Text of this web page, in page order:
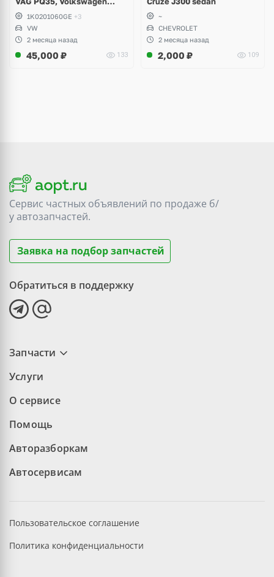
Scirocco, Golf V, VI, Skoda
Yeti, Octavia A5, Superb,
Audi A3, Seat Altea
1K0201060GE +3
VW
2 месяца назад
45,000 ₽ 133
~
CHEVROLET
2 месяца назад
2,000 ₽ 109
Сервис частных объявлений по продаже б/
уавтозапчастей.
Заявка на подбор запчастей
Обратиться в поддержку
Запчасти
Услуги
О сервисе
Помощь
Авторазборкам
Автосервисам
Пользовательское соглашение
Политика конфиденциальности